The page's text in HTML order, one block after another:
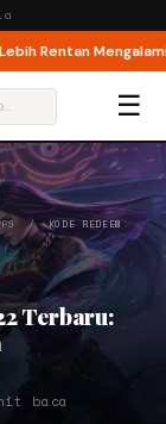
Rentan Mengalami
☰
/KODE REDEEM
Terbaru:
baca